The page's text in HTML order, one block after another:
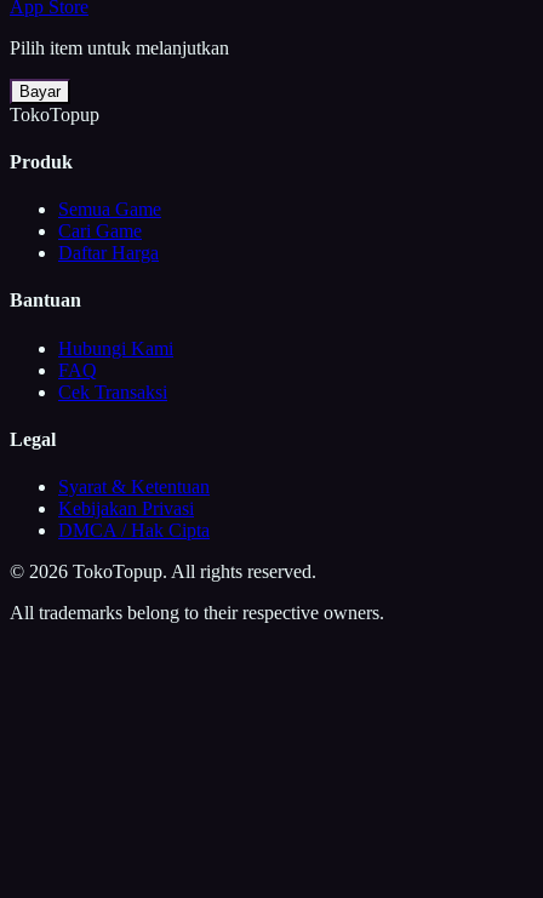
App Store
Pilih item untuk melanjutkan
Bayar
TokoTopup
Produk
Semua Game
Cari Game
Daftar Harga
Bantuan
Hubungi Kami
FAQ
Cek Transaksi
Legal
Syarat & Ketentuan
Kebijakan Privasi
DMCA / Hak Cipta
© 2026 TokoTopup. All rights reserved.
All trademarks belong to their respective owners.